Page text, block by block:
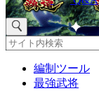
編制ツール
最強武将